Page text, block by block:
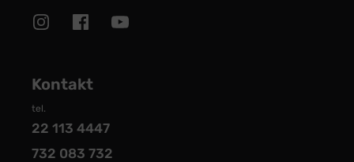
Kontakt
tel.
22 113 4447
732 083 732